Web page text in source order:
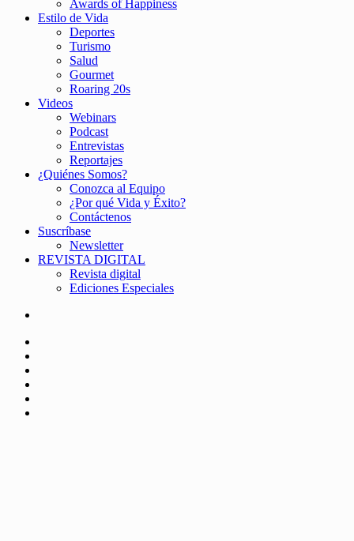
Awards of Happiness
Estilo de Vida
Deportes
Turismo
Salud
Gourmet
Roaring 20s
Videos
Webinars
Podcast
Entrevistas
Reportajes
¿Quiénes Somos?
Conozca al Equipo
¿Por qué Vida y Éxito?
Contáctenos
Suscríbase
Newsletter
REVISTA DIGITAL
Revista digital
Ediciones Especiales